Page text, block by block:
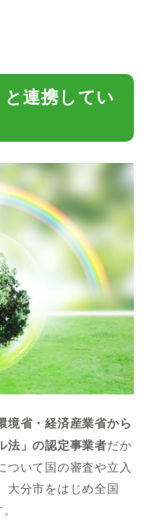
連携してい
境省・経済産業省から
法」の認定事業者だか
ついて国の審査や立入
大分市をはじめ全国